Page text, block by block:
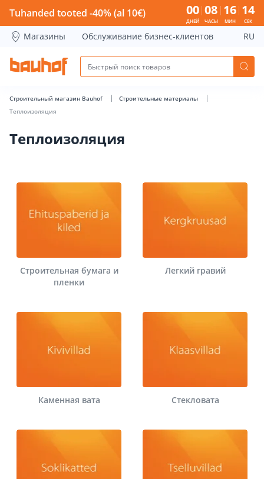
Теплоизоляция - Bauhof has loaded
Tuhanded tooted -40% (al 10€) 00
ДНЕЙ
08
ЧАСЫ
16
МИН
13
СЕК
Магазины Обслуживание бизнес-клиентов RU
Строительный магазин Bauhof
Строительные материалы
Теплоизоляция
Теплоизоляция
Строительная бумага и
пленки
Легкий гравий
Каменная вата Стекловата